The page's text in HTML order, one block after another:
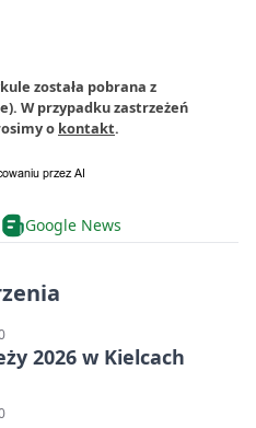
została pobrana z
W przypadku zastrzeżeń
o kontakt.
Google News
2026 w Kielcach